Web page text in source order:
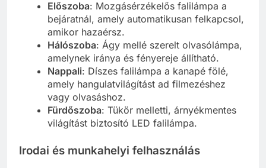
Előszoba: Mozgásérzékelős falilámpa a
bejáratnál, amely automatikusan felkapcsol,
amikor hazaérsz.
Hálószoba: Ágy mellé szerelt olvasólámpa,
amelynek iránya és fényereje állítható.
Nappali: Díszes falilámpa a kanapé fölé,
amely hangulatvilágítást ad filmezéshez
vagy olvasáshoz.
Fürdőszoba: Tükör melletti, árnyékmentes
világítást biztosító LED falilámpa.
Irodai és munkahelyi felhasználás